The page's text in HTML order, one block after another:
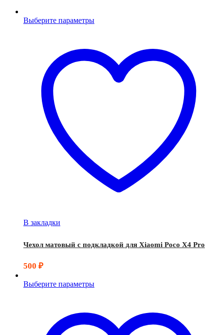
Выберите параметры
В закладки
Чехол матовый с подкладкой для Xiaomi Poco X4 Pro
500 ₽
Выберите параметры